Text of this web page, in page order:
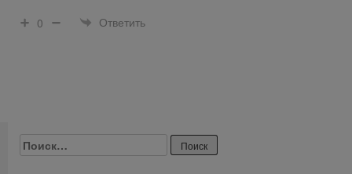
0
Ответить
Найти: